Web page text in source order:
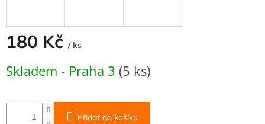
180 Kč / ks
cena:
Skladem - Praha 3 (5 ks)
Přidat do košíku